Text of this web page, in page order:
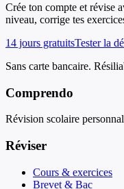
Crée ton compte et révise
niveau, corrige tes
14 jours gratuitsTester la
Sans carte bancaire.
Comprendo
Révision scolaire
Réviser
Cours & exercices
Brevet & Bac